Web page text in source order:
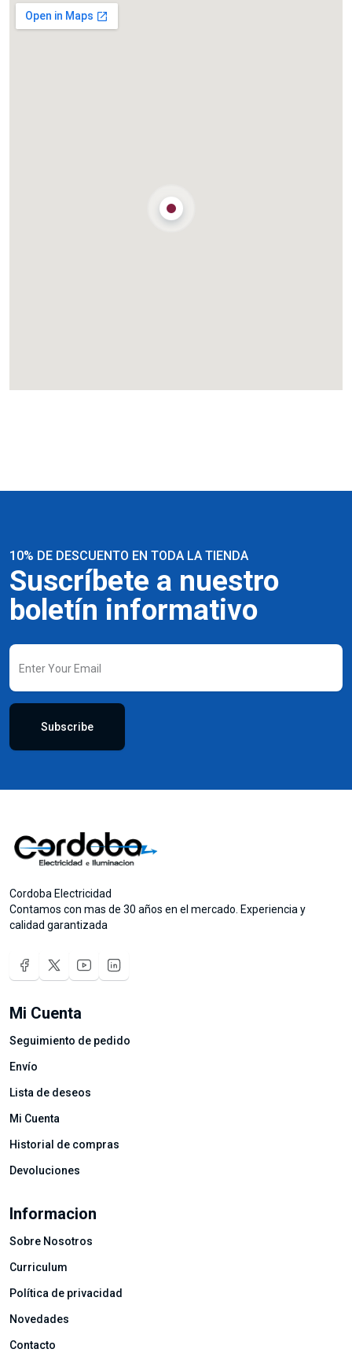
10% DE DESCUENTO EN TODA LA TIENDA
Suscríbete a nuestro
boletín informativo
Subscribe
Cordoba Electricidad
Contamos con mas de 30 años en el mercado. Experiencia y
calidad garantizada
Mi Cuenta
Seguimiento de pedido
Envío
Lista de deseos
Mi Cuenta
Historial de compras
Devoluciones
Informacion
Sobre Nosotros
Curriculum
Política de privacidad
Novedades
Contacto